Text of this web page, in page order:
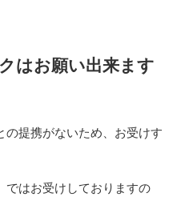
はお願い出来ます
の提携がないため、お受けす
ではお受けしておりますの